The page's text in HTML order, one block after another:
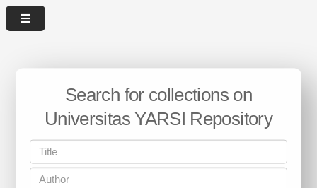
Search for collections on
Universitas YARSI Repository